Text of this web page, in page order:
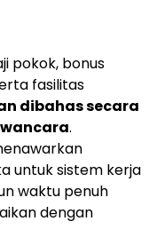
pokok, bonus
fasilitas
dibahas secara
.
untuk sistem kerja
waktu penuh
dengan